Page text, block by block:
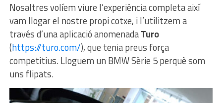
Nosaltres volíem viure l’experiència completa així
vam llogar el nostre propi cotxe, i l’utilitzem a
través d’una aplicació anomenadaTuro
(https://turo.com/), que tenia preus força
competitius. Lloguem un BMW Sèrie 5 perquè som
uns flipats.